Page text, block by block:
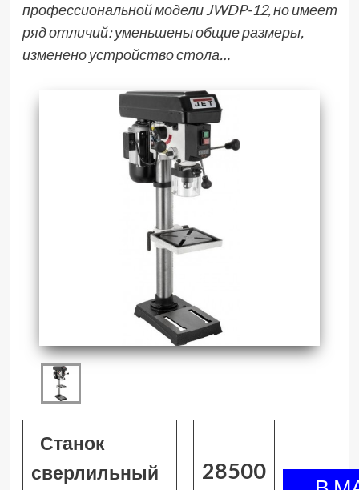
профессиональной модели JWDP-12, но имеет
ряд отличий: уменьшены общие размеры,
изменено устройство стола…
Станок
сверлильный
28500